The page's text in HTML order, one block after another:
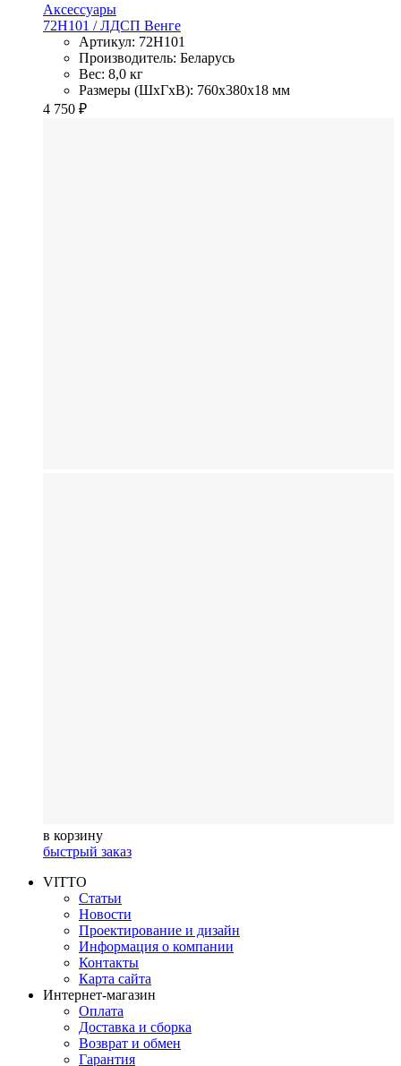
Аксессуары
72H101 / ЛДСП Венге
Артикул: 72H101
Производитель: Беларусь
Вес: 8,0 кг
Размеры (ШхГхВ): 760x380x18 мм
4 750 ₽
в корзину
быстрый заказ
VITTO
Статьи
Новости
Проектирование и дизайн
Информация о компании
Контакты
Карта сайта
Интернет-магазин
Оплата
Доставка и сборка
Возврат и обмен
Гарантия